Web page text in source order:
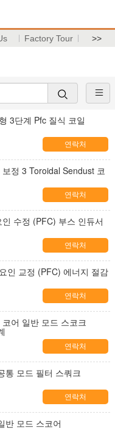
Factory Tour >>
3단계 Pfc 질식 코일
연락처
정 3 Toroidal Sendust 코
연락처
수정 (PFC) 부스 인듀서
연락처
인 교정 (PFC) 에너지 절감
연락처
어 일반 모드 스코크
연락처
통 모드 필터 스쿼크
연락처
반 모드 스코어